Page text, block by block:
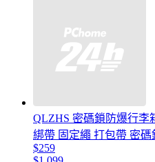
QLZHS 密碼鎖防爆行李
綁帶 固定繩 打包帶 密碼
$259